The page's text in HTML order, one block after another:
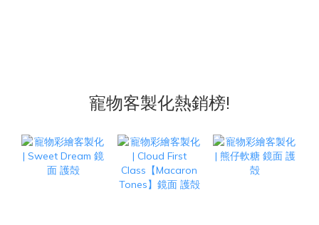
寵物客製化熱銷榜!